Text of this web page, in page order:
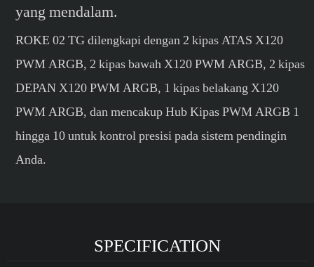
yang mendalam.
ROKE 02 TG dilengkapi dengan 2 kipas ATAS X120
PWM ARGB, 2 kipas bawah X120 PWM ARGB, 2 kipas
DEPAN X120 PWM ARGB, 1 kipas belakang X120
PWM ARGB, dan mencakup Hub Kipas PWM ARGB 1
hingga 10 untuk kontrol presisi pada sistem pendingin
Anda.
SPECIFICATION